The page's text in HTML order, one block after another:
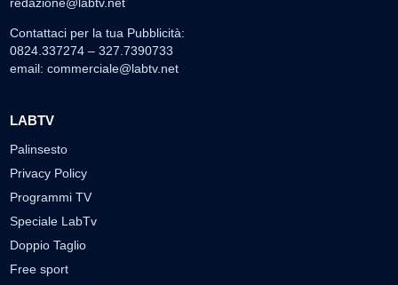
Contattaci per la tua Pubblicità:
0824.337274 – 327.7390733
email: commerciale@labtv.net
LABTV
Palinsesto
Privacy Policy
Programmi TV
Speciale LabTv
Doppio Taglio
Free sport